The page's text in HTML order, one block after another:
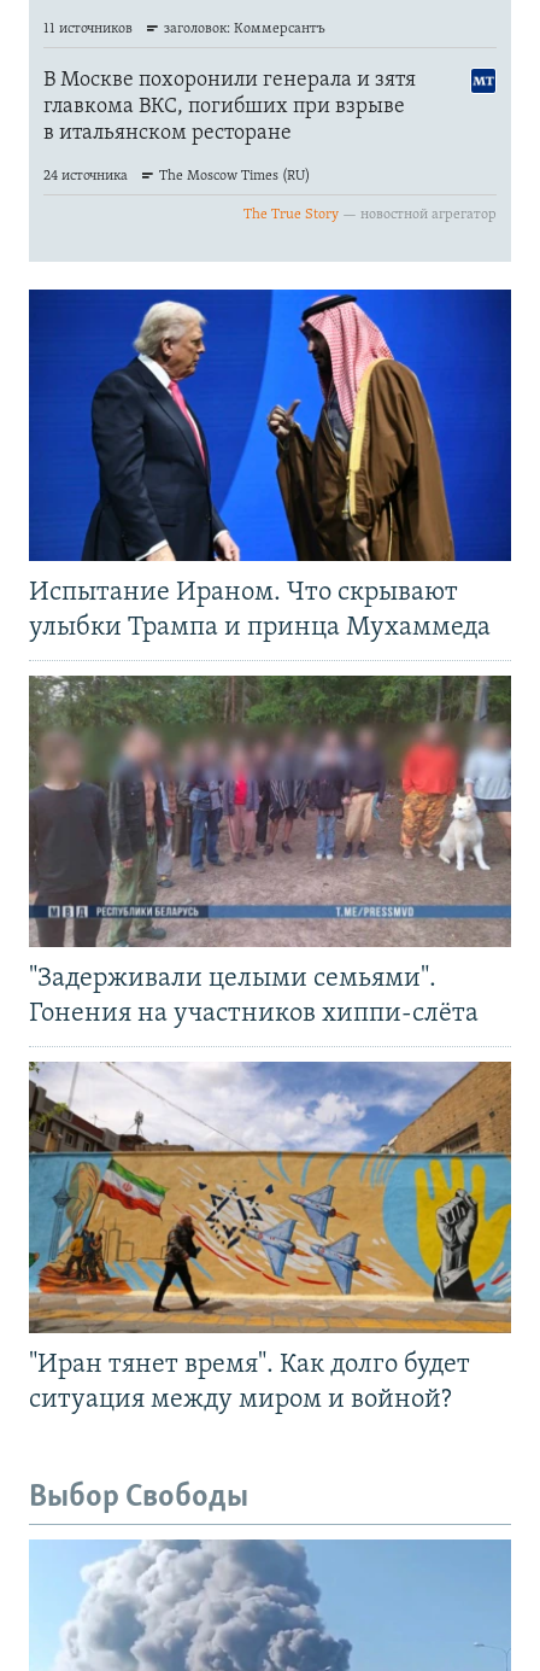
Испытание Ираном. Что скрывают
улыбки Трампа и принца Мухаммеда
"Задерживали целыми семьями".
Гонения на участников хиппи-слёта
"Иран тянет время". Как долго будет
ситуация между миром и войной?
Выбор Свободы